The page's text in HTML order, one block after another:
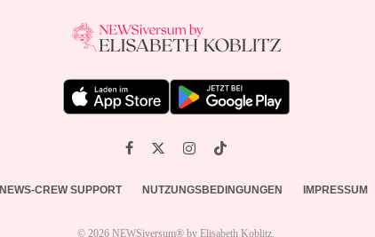
NEWS-CREW SUPPORT NUTZUNGSBEDINGUNGEN IMPRESSUM
© 2026 NEWSiversum® by Elisabeth Koblitz.